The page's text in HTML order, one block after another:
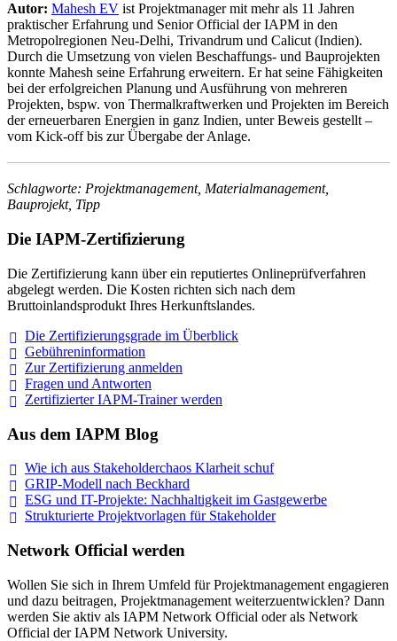
Autor: Mahesh EV ist Projektmanager mit mehr als 11 Jahren
praktischer Erfahrung und Senior Official der IAPM in den
Metropolregionen Neu-Delhi, Trivandrum und Calicut (Indien).
Durch die Umsetzung von vielen Beschaffungs- und Bauprojekten
konnte Mahesh seine Erfahrung erweitern. Er hat seine Fähigkeiten
bei der erfolgreichen Planung und Ausführung von mehreren
Projekten, bspw. von Thermalkraftwerken und Projekten im Bereich
der erneuerbaren Energien in ganz Indien, unter Beweis gestellt –
vom Kick-off bis zur Übergabe der Anlage.
Schlagworte: Projektmanagement, Materialmanagement,
Bauprojekt, Tipp
Die IAPM-Zertifizierung
Die Zertifizierung kann über ein reputiertes Onlineprüfverfahren
abgelegt werden. Die Kosten richten sich nach dem
Bruttoinlandsprodukt Ihres Herkunftslandes.
Die Zertifizierungsgrade im Überblick
Gebühreninformation
Zur Zertifizierung anmelden
Fragen und Antworten
Zertifizierter IAPM-Trainerwerden
Aus dem IAPM Blog
Wie ich aus Stakeholderchaos Klarheit schuf
GRIP-Modell nach Beckhard
ESG und IT-Projekte: Nachhaltigkeit im Gastgewerbe
Strukturierte Projektvorlagen für Stakeholder
Network Official werden
Wollen Sie sich in Ihrem Umfeld für Projektmanagement engagieren
und dazu beitragen, Projektmanagement weiterzuentwicklen? Dann
werden Sie aktiv als IAPM Network Official oder als Network
Official der IAPM Network University.